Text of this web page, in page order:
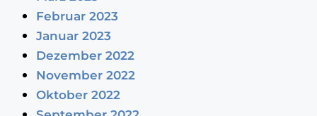
Februar 2023
Januar 2023
Dezember 2022
November 2022
Oktober 2022